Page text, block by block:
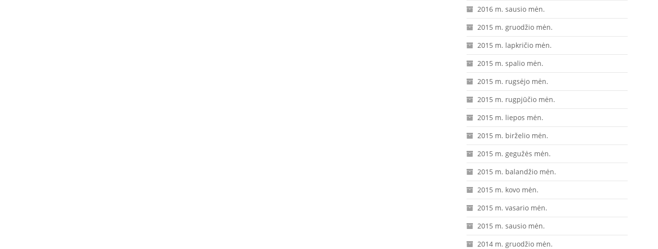
2016 m. sausio mėn.
2015 m. gruodžio mėn.
2015 m. lapkričio mėn.
2015 m. spalio mėn.
2015 m. rugsėjo mėn.
2015 m. rugpjūčio mėn.
2015 m. liepos mėn.
2015 m. birželio mėn.
2015 m. gegužės mėn.
2015 m. balandžio mėn.
2015 m. kovo mėn.
2015 m. vasario mėn.
2015 m. sausio mėn.
2014 m. gruodžio mėn.